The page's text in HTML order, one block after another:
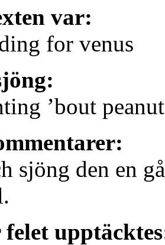
var:
for venus
’bout
sjöng den en